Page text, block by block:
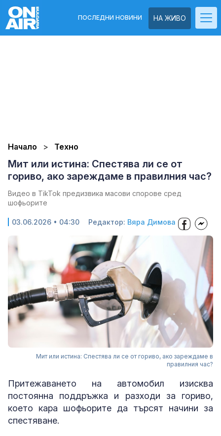
НА ЖИВО
ПОСЛЕДНИ НОВИНИ
Начало Техно
Мит или истина: Спестява ли се от
гориво, ако зареждаме в правилния час?
Видео в TikTok предизвика масови спорове сред
шофьорите
03.06.2026 • 04:30 Редактор: Вяра Димова
Мит или истина: Спестява ли се от гориво, ако зареждаме в
правилния час?
Притежаването на автомобил изисква
постоянна поддръжка и разходи за гориво,
което кара шофьорите да търсят начини за
спестяване.